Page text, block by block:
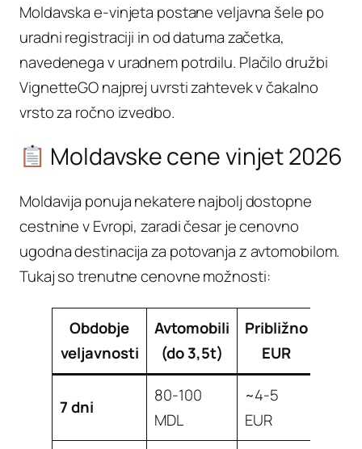
Moldavska e-vinjeta postane veljavna šele po
uradni registraciji in od datuma začetka,
navedenega v uradnem potrdilu. Plačilo družbi
VignetteGO najprej uvrsti zahtevek v čakalno
vrsto za ročno izvedbo.
Moldavske cene vinjet 2026
Moldavija ponuja nekatere najbolj dostopne
cestnine v Evropi, zaradi česar je cenovno
ugodna destinacija za potovanja z avtomobilom.
Tukaj so trenutne cenovne možnosti:
Obdobje
veljavnosti
Avtomobili
(do 3,5t)
Približno
EUR
7 dni
80-100
MDL
~4-5
EUR